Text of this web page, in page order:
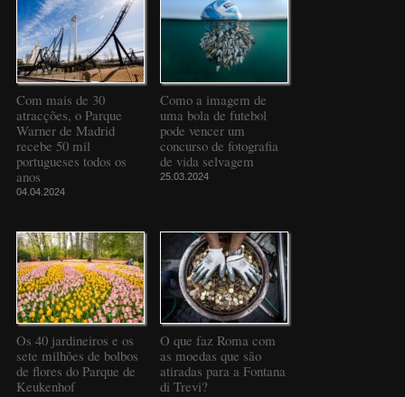
Com mais de 30
atracções, o Parque
Warner de Madrid
recebe 50 mil
portugueses todos os
anos
04.04.2024
Como a imagem de
uma bola de futebol
pode vencer um
concurso de fotografia
de vida selvagem
25.03.2024
Os 40 jardineiros e os
sete milhões de bolbos
de flores do Parque de
Keukenhof
O que faz Roma com
as moedas que são
atiradas para a Fontana
di Trevi?